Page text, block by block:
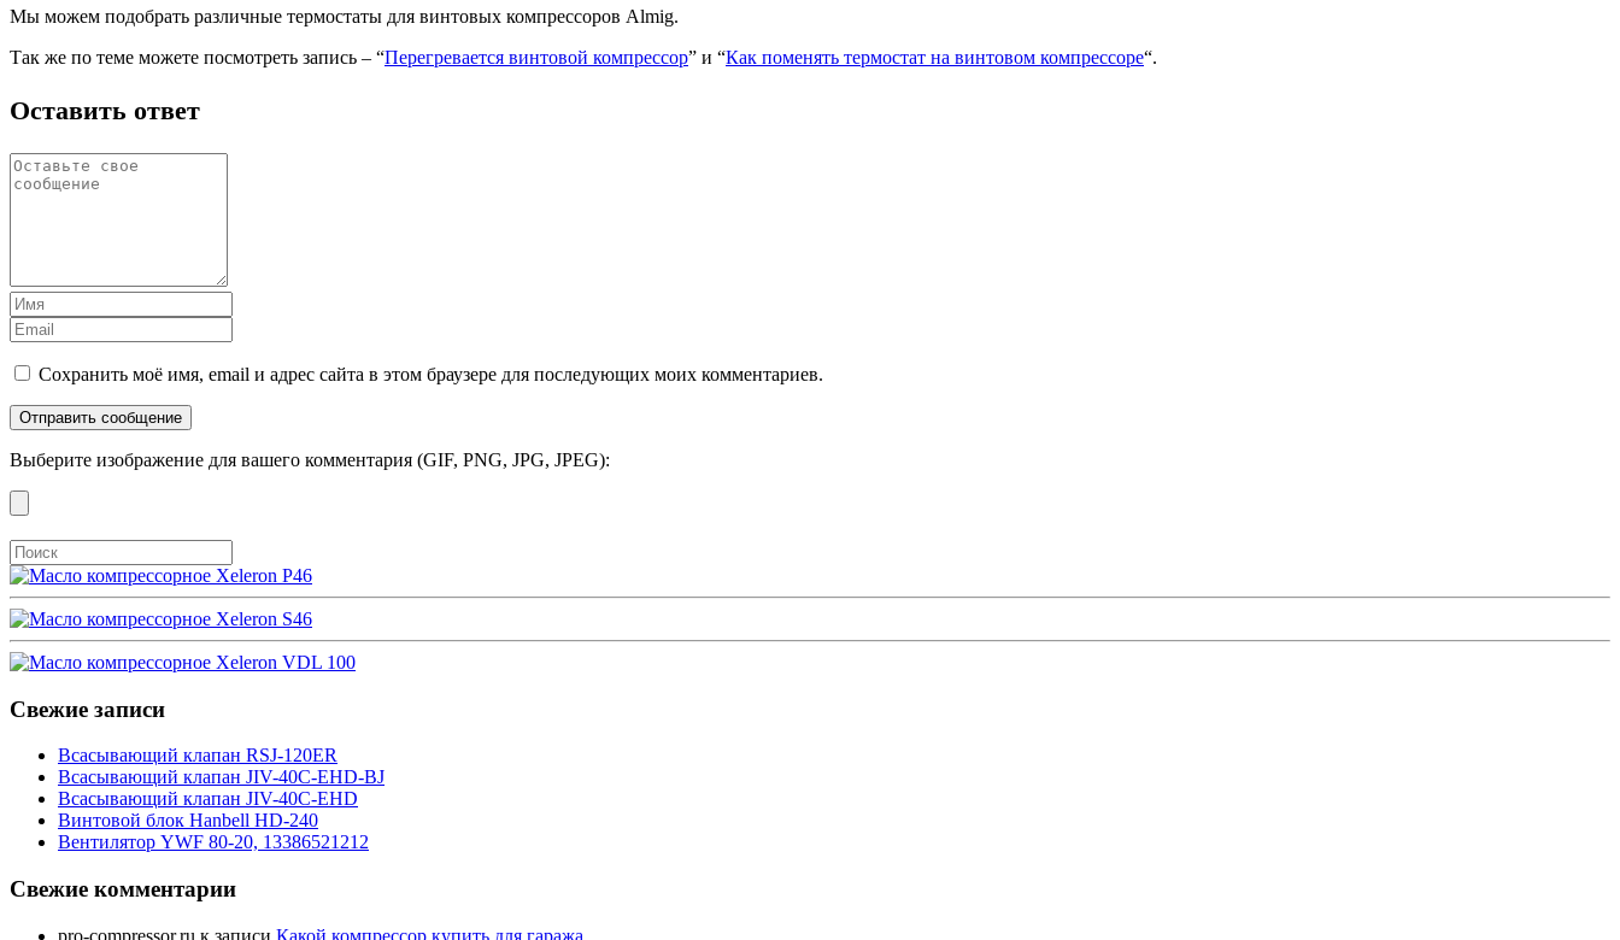
Мы можем подобрать различные термостаты для винтовых компрессоров Almig.
Так же по теме можете посмотреть запись – “Перегревается винтовой компрессор” и “Как поменять термостат на винтовом компрессоре“.
Оставить ответ
Сохранить моё имя, email и адрес сайта в этом браузере для последующих моих комментариев.
Выберите изображение для вашего комментария (GIF, PNG, JPG, JPEG):
Свежие записи
Всасывающий клапан RSJ-120ER
Всасывающий клапан JIV-40C-EHD-BJ
Всасывающий клапан JIV-40C-EHD
Винтовой блок Hanbell HD-240
Вентилятор YWF 80-20, 13386521212
Свежие комментарии
pro-compressor.ru к записи Какой компрессор купить для гаража